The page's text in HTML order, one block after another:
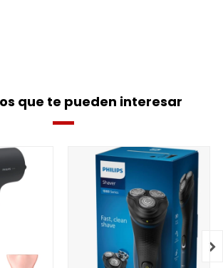
que te pueden interesar
